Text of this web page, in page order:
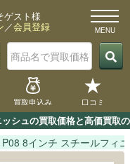
シュの買取価格と高価買取
ゲスト様
／会員登録
買取申込み 口コミ
8インチ スチールフィ